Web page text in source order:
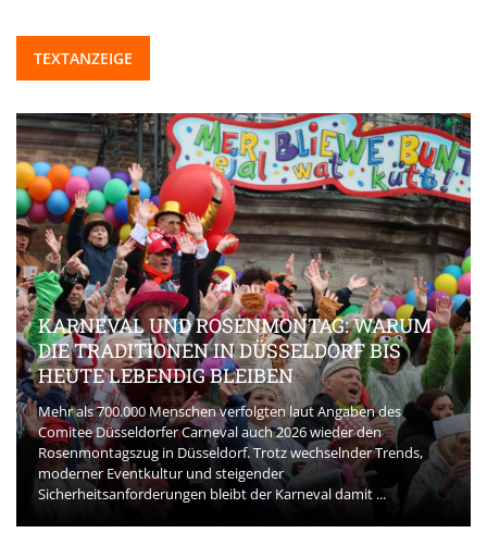
TEXTANZEIGE
KARNEVAL UND ROSENMONTAG: WARUM
DIE TRADITIONEN IN DÜSSELDORF BIS
HEUTE LEBENDIG BLEIBEN
Mehr als 700.000 Menschen verfolgten laut Angaben des
Comitee Düsseldorfer Carneval auch 2026 wieder den
Rosenmontagszug in Düsseldorf. Trotz wechselnder Trends,
moderner Eventkultur und steigender
Sicherheitsanforderungen bleibt der Karneval damit ...